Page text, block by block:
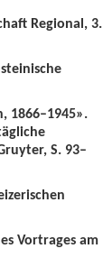
Regional, 3.
1866–1945».
S. 93–
Vortrages am